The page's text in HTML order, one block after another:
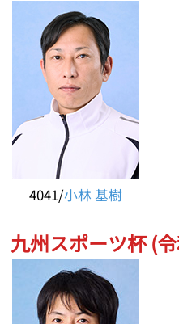
4041/小林 基樹
九州スポーツ杯 (